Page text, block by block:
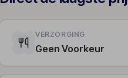
VERZORGING
Geen Voorkeur